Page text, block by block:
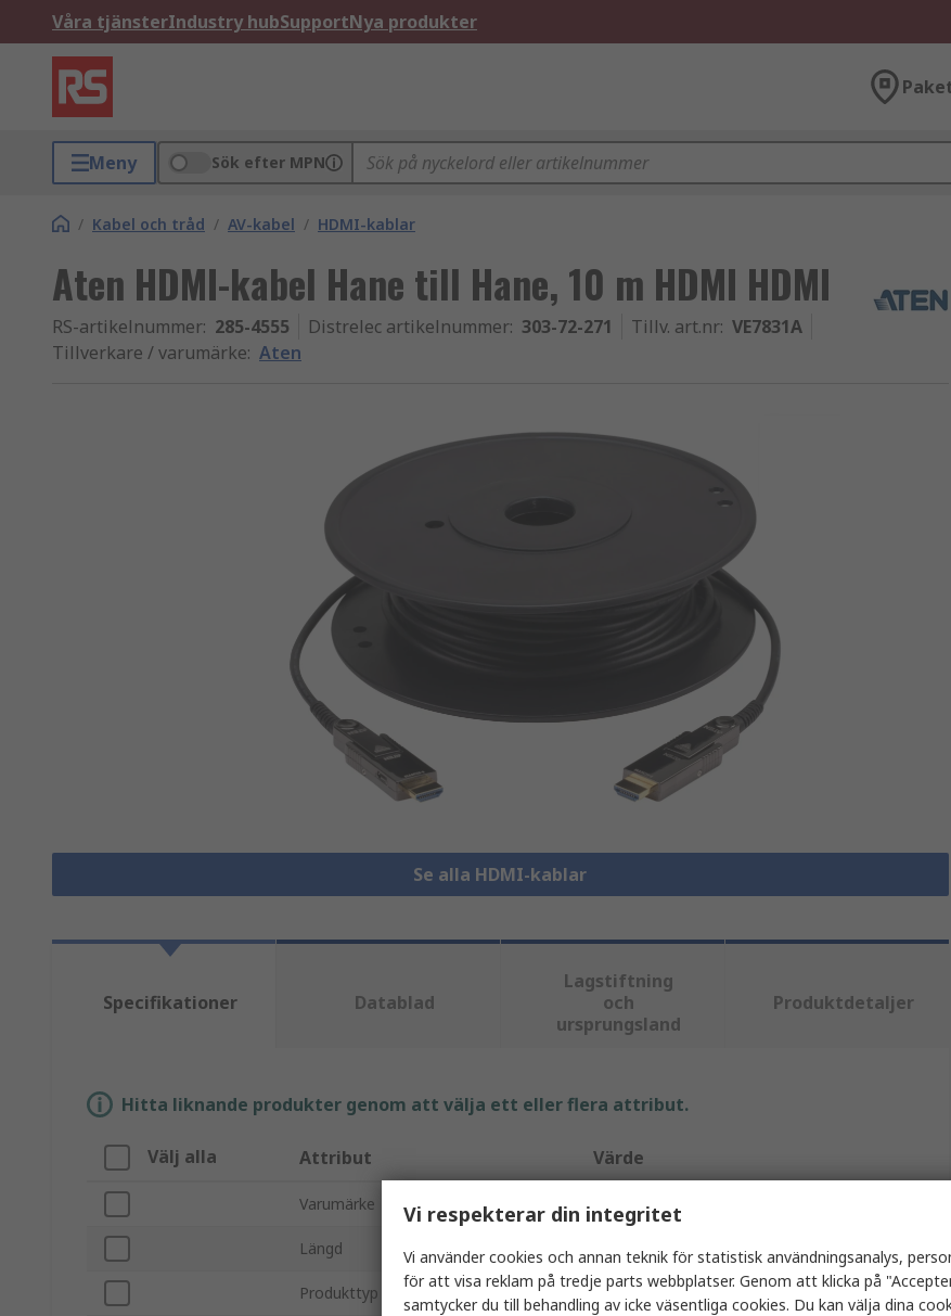
Våra tjänsterIndustry hubSupportNya produkter
Meny Sök efter MPN
/ Kabel och tråd / AV-kabel / HDMI-kablar
Aten HDMI-kabel Hane till Hane, 10 m HDMI HDMI
RS-artikelnummer: 285-4555 Distrelec artikelnummer: 303-72-271 Tillv. art.nr: VE7831A
Tillverkare / varumärke: Aten
Se alla HDMI-kablar
Specifikationer Datablad
Lagstiftning
och
ursprungsland
Produktdetaljer
Hitta liknande produkter genom att välja ett eller flera attribut.
Välj alla Attribut Värde
Varumärke Aten
Längd
Produkttyp HDMI-kabel
Vi respekterar din integritet
Vi använder cookies och annan teknik för statistisk användningsanalys,
för att visa reklam på tredje parts webbplatser. Genom att klicka på
samtycker du till behandling av icke väsentliga cookies. Du kan välja dina